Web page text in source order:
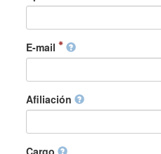
E-mail
Afiliación
Cargo